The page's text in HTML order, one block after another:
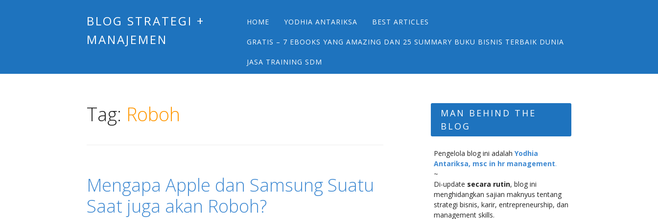
BLOG STRATEGI +
MANAJEMEN
Main menu
Skip
content
HOME YODHIA ANTARIKSA BEST ARTICLES
GRATIS – 7 EBOOKS YANG AMAZING DAN 25 SUMMARY BUKU BISNIS TERBAIK DUNIA
JASA TRAINING SDM
Tag: Roboh
Mengapa Apple dan Samsung Suatu
Saat juga akan Roboh?
MAN BEHIND THE
BLOG
Pengelola blog ini adalah Yodhia
Antariksa, msc in hr management.
~
Di-update secara rutin, blog ini
menghidangkan sajian maknyus tentang
strategi bisnis, karir, entrepreneurship, dan
management skills.